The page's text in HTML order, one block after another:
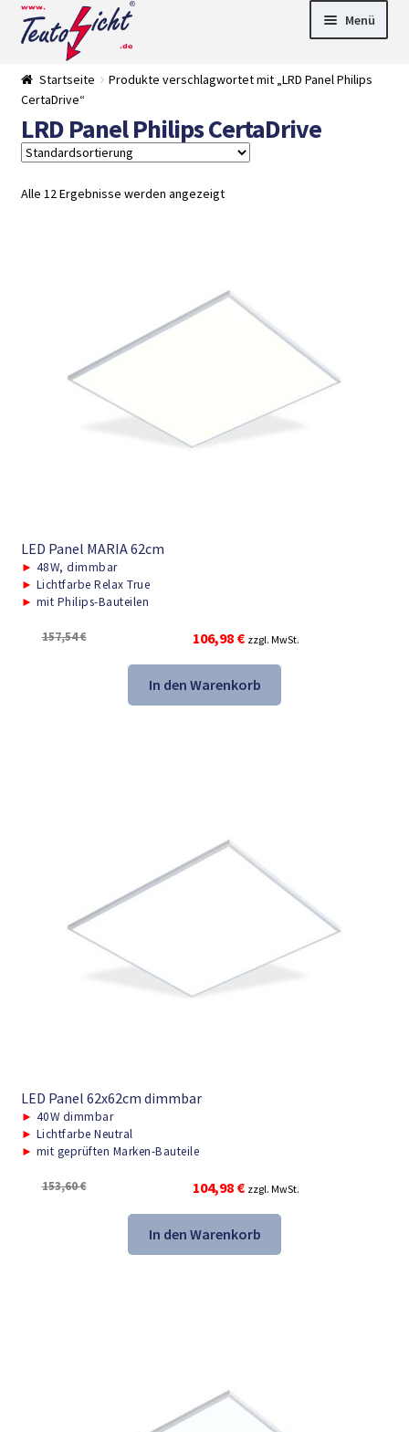
Zur
Navigation
springen
Springe
zum
Menü
► LED Panel
►
t
Downlights
►
Deckenleuch
►
Startseite
Produkte verschlagwortet mit „LRD Panel Philips
CertaDrive“
LRD Panel Philips CertaDrive
Alle 12 Ergebnisse werden angezeigt
LED Panel MARIA 62cm
► 48W, dimmbar
► Lichtfarbe Relax True
► mit Philips-Bauteilen
157,54€
Ursprünglicher
Preis
war:
157,54 €
106,98 €Aktueller
Preis
ist:
106,98 €.
zzgl. MwSt.
In den Warenkorb
LED Panel 62x62cm dimmbar
► 40W dimmbar
► Lichtfarbe Neutral
► mit geprüften Marken-Bauteile
153,60€
Ursprünglicher
Preis
war:
153,60 €
104,98 €Aktueller
Preis
ist:
104,98 €.
zzgl. MwSt.
In den Warenkorb